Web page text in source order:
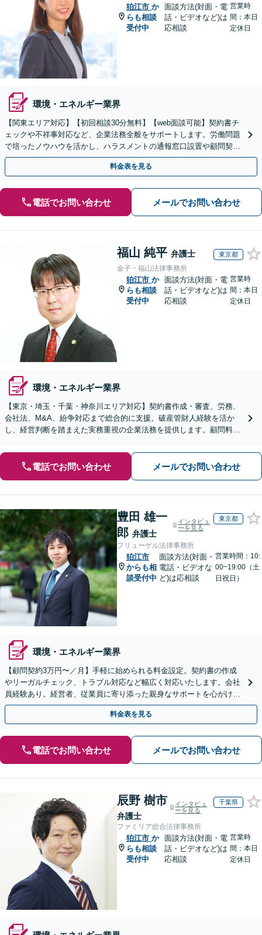
狛江市 か
らも相談
受付中
面談方法(対面・電
話・ビデオなど)は
応相談
営業時
間：本日
定休日
環境・エネルギー業界
【関東エリア対応】【初回相談30分無料】【web面談可能】契約書チ
ェックや不祥事対応など、企業法務全般をサポートします。労働問題
で培ったノウハウを活かし、ハラスメントの通報窓口設置や顧問契約
での紛争予防をご提案いたします。単発ご依頼も歓迎。
料金表を見る
電話でお問い合わせ メールでお問い合わせ
福山 純平 弁護士 東京都
金子・福山法律事務所
狛江市 か
らも相談
受付中
面談方法(対面・電
話・ビデオなど)は
応相談
営業時
間：本日
定休日
環境・エネルギー業界
【東京・埼玉・千葉・神奈川エリア対応】契約書作成・審査、労務、
会社法、M&A、紛争対応まで総合的に支援。破産管財人経験を活か
し、経営判断を踏まえた実務重視の企業法務を提供します。顧問料も
電話でお問い合わせ メールでお問い合わせ
豊田 雄一
郎 弁護士
インタビュ
ーを見る
東京都
フリューゲル法律事務所
狛江市
からも相
談受付中
面談方法(対面・
電話・ビデオな
ど)は応相談
営業時間：10:
00~19:00（土
日祝日）
環境・エネルギー業界
【顧問契約3万円〜／月】手軽に始められる料金設定。契約書の作成
やリーガルチェック、トラブル対応など幅広く対応いたします。会社
員経験あり。経営者、従業員に寄り添った親身なサポートを心がけて
います。【休日・夜間対応可】
料金表を見る
電話でお問い合わせ メールでお問い合わせ
辰野 樹市
弁護士
インタビュ
ーを見る
千葉県
ファミリア総合法律事務所
狛江市 か
らも相談
受付中
面談方法(対面・電
話・ビデオなど)は
応相談
営業時
間：本日
定休日